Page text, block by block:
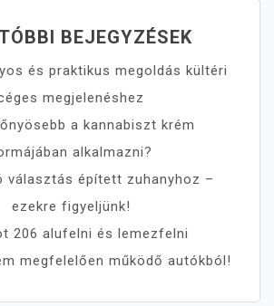
BEJEGYZÉSEK
és praktikus megoldás kültéri
megjelenéshez
a kannabiszt krém
alkalmazni?
választás épített zuhanyhoz –
ezekre figyeljünk!
206 alufelni és lemezfelni
megfelelően működő autókból!